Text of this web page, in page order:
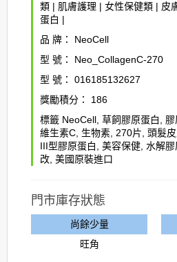
類 | 肌膚護理 | 女性保健類 | 皮
蛋白 |
品 牌：
NeoCell
型 號：
Neo_CollagenC-270
型 號：
016185132627
獎勵積分：
186
標籤 NeoCell 草飼膠原蛋白
維生素C 生物素 270片 頭髮
III型膠原蛋白
美容保健 水解膠
改 美國原裝進口
門市庫存狀態
尚餘少量
旺角